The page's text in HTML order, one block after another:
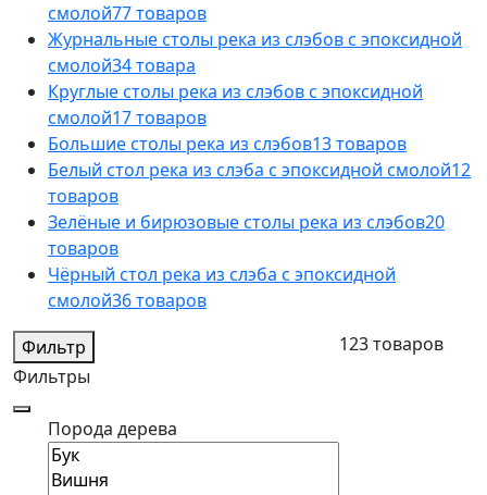
смолой77 товаров
Журнальные столы река из слэбов с эпоксидной
смолой34 товара
Круглые столы река из слэбов с эпоксидной
смолой17 товаров
Большие столы река из слэбов13 товаров
Белый стол река из слэба с эпоксидной смолой12
товаров
Зелёные и бирюзовые столы река из слэбов20
товаров
Чёрный стол река из слэба с эпоксидной
смолой36 товаров
Фильтр
Фильтры
Порода дерева
123 товаров